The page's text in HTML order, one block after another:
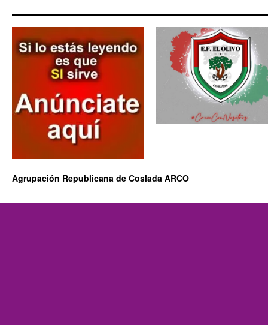
Agrupación Republicana de Coslada ARCO